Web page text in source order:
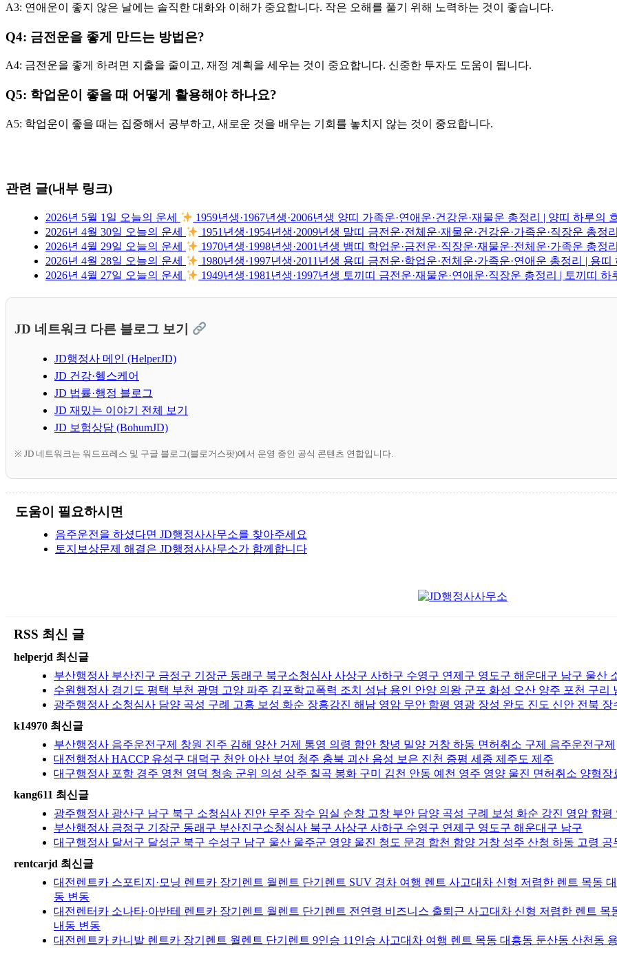
A3: 연애운이 좋지 않은 날에는 솔직한 대화와 이해가 중요합니다. 작은 오해를 풀기 위해 노력하는 것이 좋습니다.
Q4: 금전운을 좋게 만드는 방법은?
A4: 금전운을 좋게 하려면 지출을 줄이고, 재정 계획을 세우는 것이 중요합니다. 신중한 투자도 도움이 됩니다.
Q5: 학업운이 좋을 때 어떻게 활용해야 하나요?
A5: 학업운이 좋을 때는 집중해서 공부하고, 새로운 것을 배우는 기회를 놓치지 않는 것이 중요합니다.
관련 글(내부 링크)
2026년 5월 1일 오늘의 운세
1959년생·1967년생·2006년생 양띠 가족운·연애운·건강운·재물운 총정리 | 양띠 하루의
2026년 4월 30일 오늘의 운세
1951년생·1954년생·2009년생 말띠 금전운·전체운·재물운·건강운·가족운·직장운 총
2026년 4월 29일 오늘의 운세
1970년생·1998년생·2001년생 뱀띠 학업운·금전운·직장운·재물운·전체운·가족운 총
2026년 4월 28일 오늘의 운세
1980년생·1997년생·2011년생 용띠 금전운·학업운·전체운·가족운·연애운 총정리 | 용
2026년 4월 27일 오늘의 운세
1949년생·1981년생·1997년생 토끼띠 금전운·재물운·연애운·직장운 총정리 | 토끼띠
JD 네트워크 다른 블로그 보기
JD행정사 메인 (HelperJD)
JD 건강·헬스케어
JD 법률·행정 블로그
JD 재밌는 이야기 전체 보기
JD 보험상담 (BohumJD)
※ JD 네트워크는 워드프레스 및 구글 블로그(블로거스팟)에서 운영 중인 공식 콘텐츠 연합입니다.
도움이 필요하시면
음주운전을 하셨다면 JD행정사사무소를 찾아주세요
토지보상문제 해결은 JD행정사사무소가 함께합니다
RSS 최신 글
helperjd 최신글
부산행정사 부산진구 금정구 기장군 동래구 북구소청심사 사상구 사하구 수영구 연제구 영도구 해운대구 남구 울산
수원행정사 경기도 평택 부천 광명 고양 파주 김포학교폭력 조치 성남 용인 안양 의왕 군포 화성 오산 양주 포천 구리
광주행정사 소청심사 담양 곡성 구례 고흥 보성 화순 장흥강진 해남 영암 무안 함평 영광 장성 완도 진도 신안 전북
k14970 최신글
부산행정사 음주운전구제 창원 진주 김해 양산 거제 통영 의령 함안 창녕 밀양 거창 하동 면허취소 구제 음주운전구제
대전행정사 HACCP 유성구 대덕구 천안 아산 부여 청주 충북 괴산 음성 보은 진천 증평 세종 제주도 제주
대구행정사 포항 경주 영천 영덕 청송 군위 의성 상주 칠곡 봉화 구미 김천 안동 예천 영주 영양 울진 면허취소 양형장
kang611 최신글
광주행정사 광산구 남구 북구 소청심사 진안 무주 장수 임실 순창 고창 부안 담양 곡성 구례 보성 화순 강진 영암 함
부산행정사 금정구 기장군 동래구 부산진구소청심사 북구 사상구 사하구 수영구 연제구 영도구 해운대구 남구
대구행정사 달서구 달성군 북구 수성구 남구 울산 울주군 영양 울진 청도 문경 합천 함양 거창 성주 산청 하동 고령 공
rentcarjd 최신글
대전렌트카 스포티지·모닝 렌트카 장기렌트 월렌트 단기렌트 SUV 경차 여행 렌트 사고대차 신형 저렴한 렌트 목동
동 변동
대전렌터카 소나타·아반테 렌트카 장기렌트 월렌트 단기렌트 전연령 비즈니스 출퇴근 사고대차 신형 저렴한 렌트
내동 변동
대전렌트카 카니발 렌트카 장기렌트 월렌트 단기렌트 9인승 11인승 사고대차 여행 렌트 목동 대흥동 둔산동 산천동